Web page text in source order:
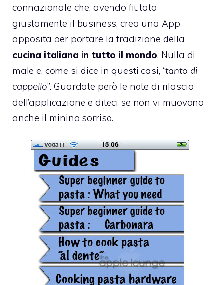
connazionale che, avendo fiutato
giustamente il business, crea una App
apposita per portare la tradizione della
cucina italiana in tutto il mondo. Nulla di
male e, come si dice in questi casi, “tanto di
cappello”. Guardate però le note di rilascio
dell’applicazione e diteci se non vi muovono
anche il minino sorriso.